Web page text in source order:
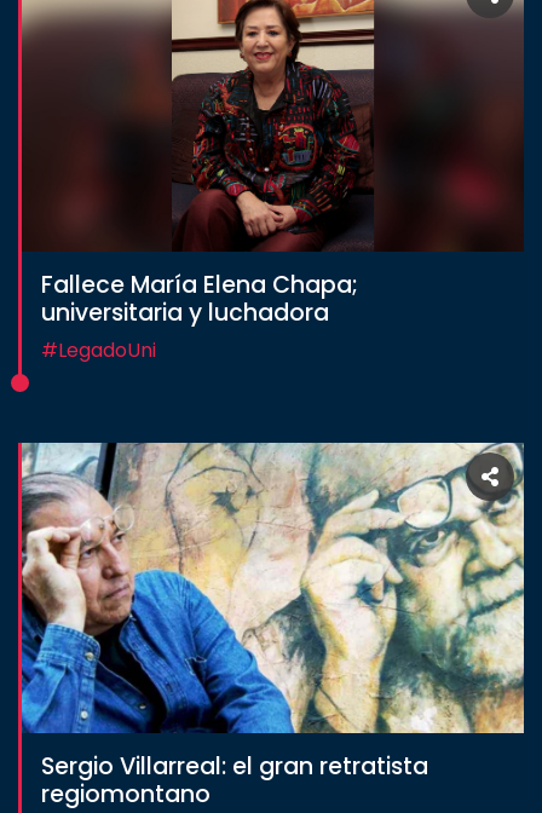
Fallece María Elena Chapa;
universitaria y luchadora
#LegadoUni
Sergio Villarreal: el gran retratista
regiomontano